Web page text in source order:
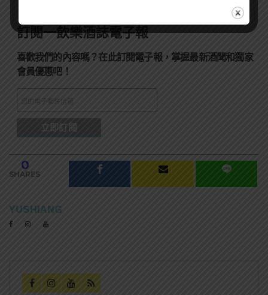
訂閱一飲樂酒誌電子報
喜歡我們的內容嗎？在此訂閱電子報，掌握最新酒聞和獨家
會員優惠吧！
0
SHARES
YUSHIANG